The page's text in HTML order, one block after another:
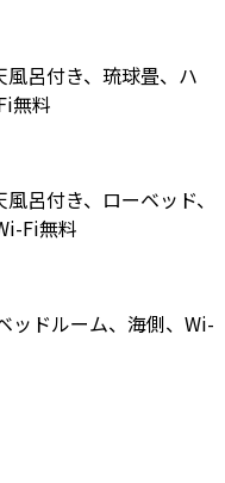
呂付き、琉球畳、ハ
無料
呂付き、ローベッド、
Fi無料
ッドルーム、海側、Wi-